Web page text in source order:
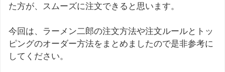
た方が、スムーズに注文できると思います。
今回は、ラーメン二郎の注文方法や注文ルールとトッ
ピングのオーダー方法をまとめましたので是非参考に
してください。